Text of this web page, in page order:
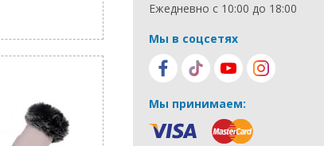
Ежедневно с 10:00 до 18:00
Мы в соцсетях
Мы принимаем: